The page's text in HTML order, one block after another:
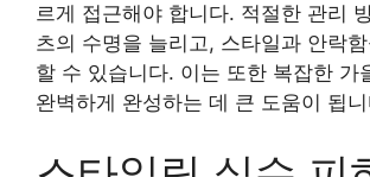
르게 접근해야 합니다. 적절한 관리
츠의 수명을 늘리고, 스타일과 안락
할 수 있습니다. 이는 또한 복잡한 가
완벽하게 완성하는 데 큰 도움이 됩